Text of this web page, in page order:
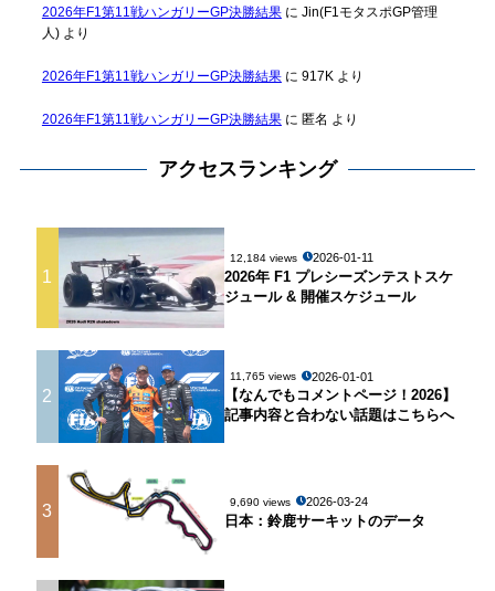
2026年F1第11戦ハンガリーGP決勝結果に Jin(F1モタスポGP管理
人)より
2026年F1第11戦ハンガリーGP決勝結果に 917K より
2026年F1第11戦ハンガリーGP決勝結果に 匿名 より
アクセスランキング
1
12,184 views 2026-01-11
2026年 F1 プレシーズンテストスケ
ジュール & 開催スケジュール
2
11,765 views 2026-01-01
【なんでもコメントページ！2026】
記事内容と合わない話題はこちらへ
3 9,690 views 2026-03-24
日本：鈴鹿サーキットのデータ